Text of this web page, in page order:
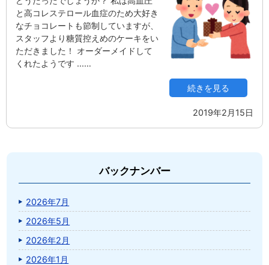
と高コレステロール血症のため大好き
なチョコレートも節制していますが、
スタッフより糖質控えめのケーキをい
ただきました！ オーダーメイドして
くれたようです ...…
続きを見る
2019年2月15日
バックナンバー
2026年7月
2026年5月
2026年2月
2026年1月